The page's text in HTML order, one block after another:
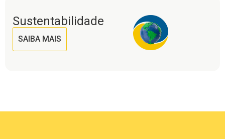
Sustentabilidade
SAIBA MAIS